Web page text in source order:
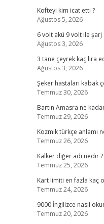
Kofteyi kim icat etti ?
Ağustos 5, 2026
6 volt akü 9 volt ile şarj
Ağustos 3, 2026
3 tane çeyrek kaç lira
Ağustos 3, 2026
Şeker hastaları kabak
Temmuz 30, 2026
Bartın Amasra ne
Temmuz 29, 2026
Kozmik türkçe anlamı
Temmuz 26, 2026
Kalker diğer adı nedir ?
Temmuz 25, 2026
Kart limiti en fazla kaç
Temmuz 24, 2026
9000 İngilizce nasıl
Temmuz 20, 2026